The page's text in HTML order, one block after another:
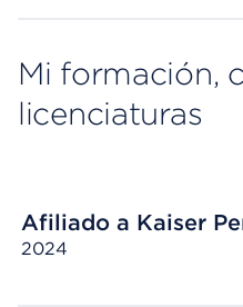
Mi formación,
licenciaturas
Afiliado a Kaiser
2024